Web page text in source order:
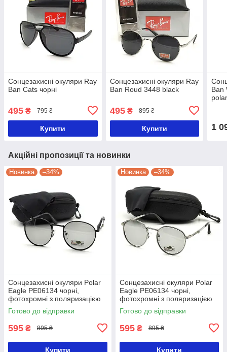
Сонцезахисні окуляри Ray
Ban Cats чорні
495 ₴ 795 ₴
Купити
Сонцезахисні окуляри Ray
Ban Roud 3448 black
495₴ 895 ₴
Купити
Ban
1
Акційні пропозиції та новинки
Новинка –34%
Сонцезахисні окуляри Polar
Eagle PE06134 чорні,
фотохромні з поляризацією
Готово до відправки
595 ₴ 895 ₴
Купити
Новинка –34%
Сонцезахисні окуляри Polar
Eagle PE06134 чорні,
фотохромні з поляризацією
Готово до відправки
595 ₴ 895 ₴
Купити